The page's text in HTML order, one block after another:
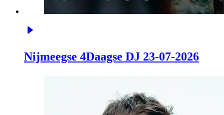
Nijmeegse 4Daagse DJ 23-07-2026